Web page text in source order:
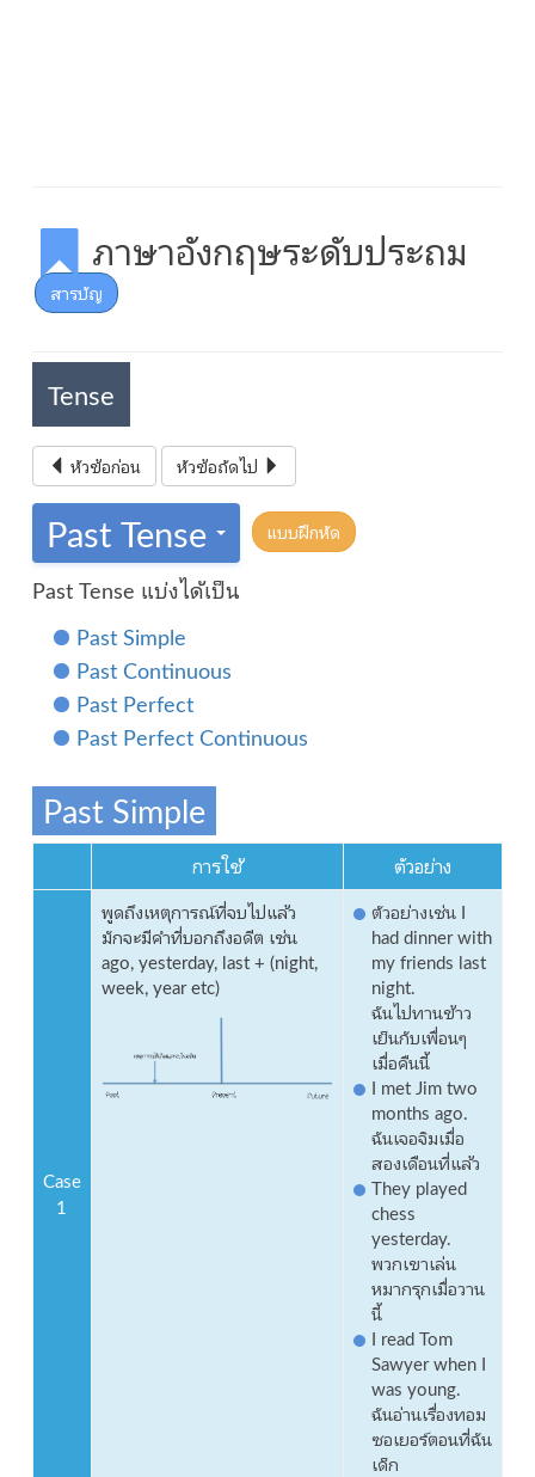
ภาษาอังกฤษระดับประถม
สารบัญ
Tense
หัวข้อก่อน หัวข้อถัดไป
Past Tense แบบฝึกหัด
Past Tense แบ่งได้เป็น
Past Simple
Past Continuous
Past Perfect
Past Perfect Continuous
Past Simple
การใช้ ตัวอย่าง
Case
1
พูดถึงเหตุการณ์ที่จบไปแล้ว
มักจะมีคำที่บอกถึงอดีต เช่น
ago, yesterday, last + (night,
week, year etc)
ตัวอย่างเช่น I
had dinner with
my friends last
night.
ฉันไปทานข้าว
เย็นกับเพื่อนๆ
เมื่อคืนนี้
I met Jim two
months ago.
ฉันเจอจิมเมื่อ
สองเดือนที่แล้ว
They played
chess
yesterday.
พวกเขาเล่น
หมากรุกเมื่อวาน
นี้
I read Tom
Sawyer when I
was young.
ฉันอ่านเรื่องทอม
ซอเยอร์ตอนที่ฉัน
เด็ก